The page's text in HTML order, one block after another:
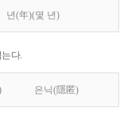
년(年)(몇 년)
다.
은닉(隱匿)